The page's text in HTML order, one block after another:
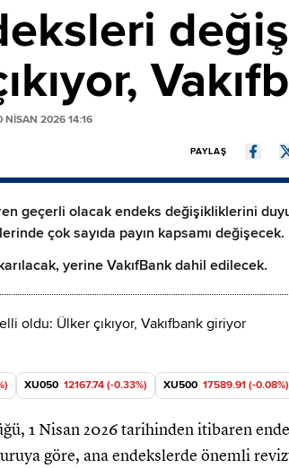
NISAN 2026 14:16
PAYLAŞ
geçerli olacak endeks değişikliklerini
çok sayıda payın kapsamı değişecek.
yerine VakıfBank dahil edilecek.
XU050 12167.74 (-0.33%) XU500 17589.91 (-0.08%)
1 Nisan 2026 tarihinden itibaren
göre, ana endekslerde önemli